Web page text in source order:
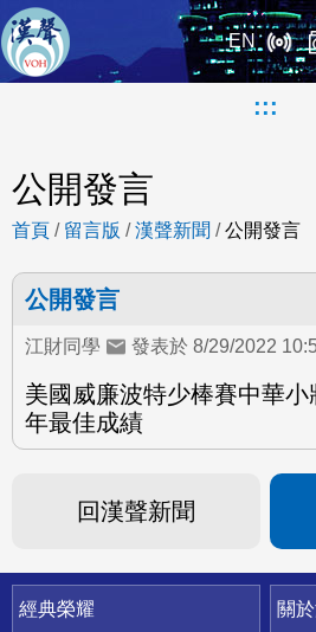
EN
:::
公開發言
首頁 / 留言版 /漢聲新聞 /公開發言
公開發言
江財同學 發表於 8/29/2022
美國威廉波特少棒賽中華
年最佳成績
回漢聲新聞
快速連結
經典榮耀
關